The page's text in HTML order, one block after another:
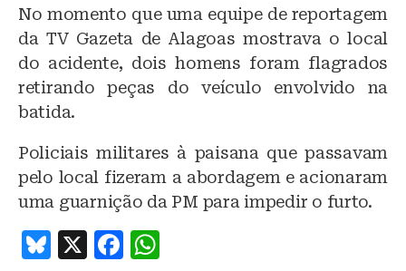
No momento que uma equipe de reportagem
da TV Gazeta de Alagoas mostrava o local
do acidente, dois homens foram flagrados
retirando peças do veículo envolvido na
batida.
Policiais militares à paisana que passavam
pelo local fizeram a abordagem e acionaram
uma guarnição da PM para impedir o furto.
B
X
F